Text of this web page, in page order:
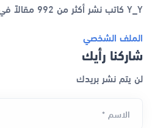
Y_Y كاتب نشر أكثر من 992 مقالاً في ألعاب وتطبيقات وتعلم.
الملف الشخصي
شاركنا رأيك
لن يتم نشر بريدك
الاسم *